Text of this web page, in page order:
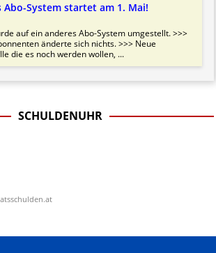
Abo-System startet am 1. Mai!
auf ein anderes Abo-System umgestellt. >>>
änderte sich nichts. >>> Neue
die es noch werden wollen, ...
SCHULDENUHR